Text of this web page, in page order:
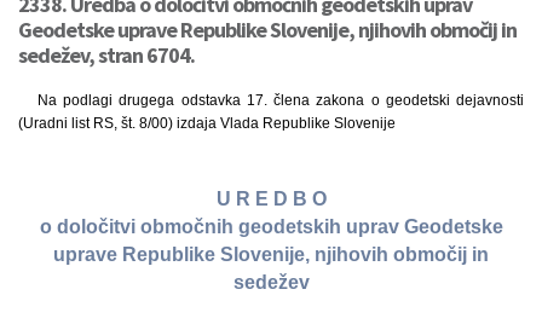
Geodetske uprave Republike Slovenije, njihovih območij in
sedežev, stran 6704.
Na podlagi drugega odstavka 17. člena zakona o geodetski dejavnosti
(Uradni list RS, št. 8/00) izdaja Vlada Republike Slovenije
U R E D B O
o določitvi območnih geodetskih uprav Geodetske
uprave Republike Slovenije, njihovih območij in
sedežev